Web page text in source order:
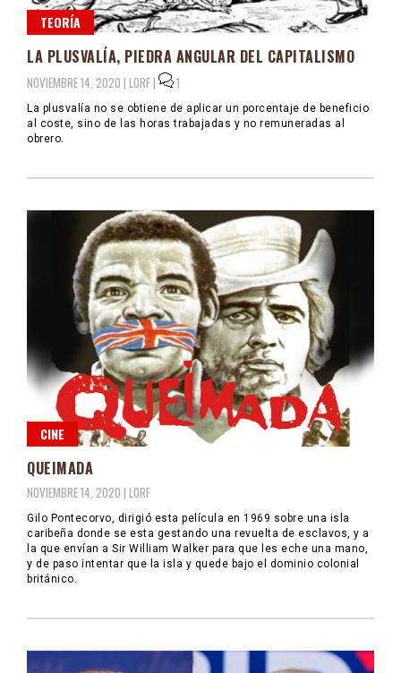
TEORÍA
LA PLUSVALÍA, PIEDRA ANGULAR DEL CAPITALISMO
NOVIEMBRE 14, 2020 | LORF| 1
La plusvalía no se obtiene de aplicar un porcentaje de beneficio
al coste, sino de las horas trabajadas y no remuneradas al
obrero.
CINE
QUEIMADA
NOVIEMBRE 14, 2020 | LORF
Gilo Pontecorvo, dirigió esta película en 1969 sobre una isla
caribeña donde se esta gestando una revuelta de esclavos, y a
la que envían a Sir William Walker para que les eche una mano,
y de paso intentar que la isla y quede bajo el dominio colonial
británico.